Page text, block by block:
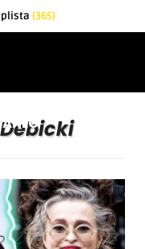
(365)
ELŐZETESEK